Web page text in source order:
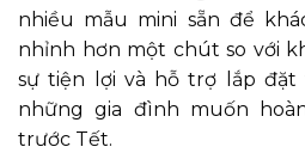
nhiều mẫu mini sẵn để
nhỉnh hơn một chút so với
sự tiện lợi và hỗ trợ lắp đặt
những gia đình muốn
trước Tết.